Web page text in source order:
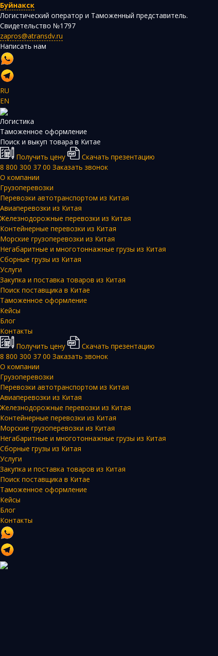
Буйнакск
Логистический оператор и Таможенный представитель.
Свидетельство №1797
zapros@atransdv.ru
Написать нам
RU
EN
Логистика
Таможенное оформление
Поиск и выкуп товара в Китае
Получить цену
Скачать презентацию
8 800 300 37 00 Заказать звонок
О компании
Грузоперевозки
Перевозки автотранспортом из Китая
Авиаперевозки из Китая
Железнодорожные перевозки из Китая
Контейнерные перевозки из Китая
Морские грузоперевозки из Китая
Негабаритные и многотоннажные грузы из Китая
Сборные грузы из Китая
Услуги
Закупка и поставка товаров из Китая
Поиск поставщика в Китае
Таможенное оформление
Кейсы
Блог
Контакты
Получить цену
Скачать презентацию
8 800 300 37 00 Заказать звонок
О компании
Грузоперевозки
Перевозки автотранспортом из Китая
Авиаперевозки из Китая
Железнодорожные перевозки из Китая
Контейнерные перевозки из Китая
Морские грузоперевозки из Китая
Негабаритные и многотоннажные грузы из Китая
Сборные грузы из Китая
Услуги
Закупка и поставка товаров из Китая
Поиск поставщика в Китае
Таможенное оформление
Кейсы
Блог
Контакты